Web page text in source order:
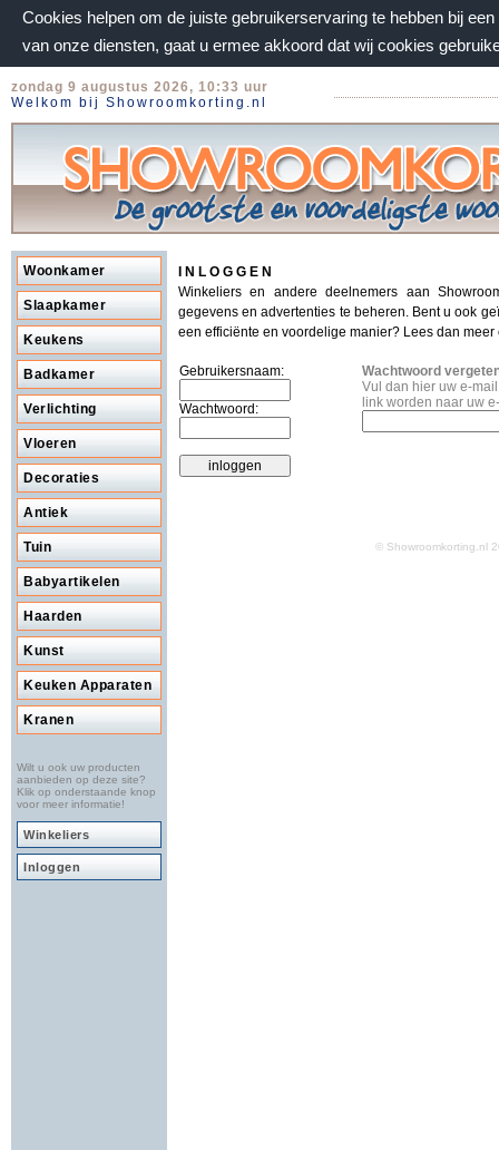
Cookies helpen om de juiste gebruikerservaring te hebben bij
van onze diensten, gaat u ermee akkoord dat wij cookies
zondag 9 augustus 2026, 10:33 uur
Welkom bij Showroomkorting.nl
Woonkamer
Slaapkamer
Keukens
Badkamer
Verlichting
Vloeren
Decoraties
Antiek
Tuin
Babyartikelen
Haarden
Kunst
Keuken Apparaten
Kranen
Wilt u ook uw producten
aanbieden op deze site?
Klik op onderstaande knop
voor meer informatie!
Winkeliers
Inloggen
I N L O G G E N
Winkeliers en andere deelnemers aan
gegevens en advertenties te beheren. Bent u ook
een efficiënte en voordelige manier? Lees dan
Gebruikersnaam:
Wachtwoord:
Wachtwoord
Vul dan hier uw e-
link worden naar uw
©